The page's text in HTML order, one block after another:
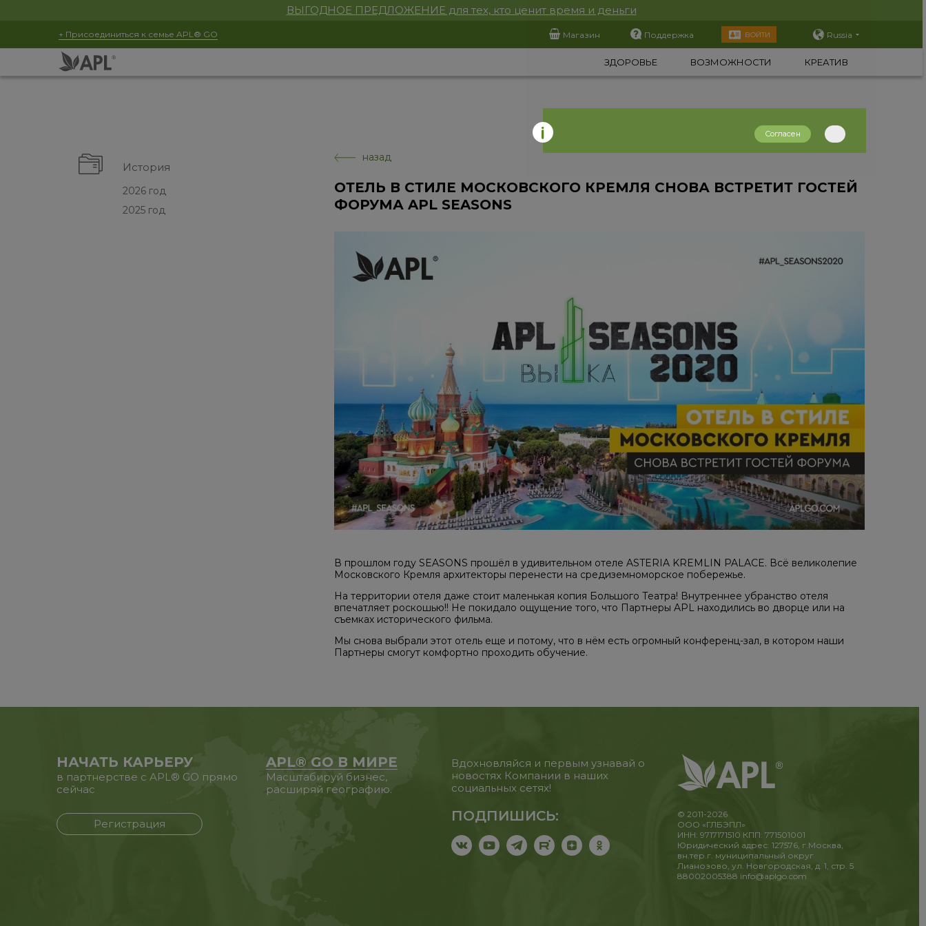
ВЫГОДНОЕ ПРЕДЛОЖЕНИЕ для тех, кто ценит время и деньги
+ Присоединиться к семье APL® GO Магазин Поддержка ВОЙТИ Russia
ЗДОРОВЬЕ ВОЗМОЖНОСТИ КРЕАТИВ
История
2026 год
2025 год
назад
ОТЕЛЬ В СТИЛЕ МОСКОВСКОГО КРЕМЛЯ СНОВА ВСТРЕТИТ ГОСТЕЙ
ФОРУМА APL SEASONS
В прошлом году SEASONS прошёл в удивительном отеле ASTERIA KREMLIN PALACE. Всё великолепие
Московского Кремля архитекторы перенести на средиземноморское побережье.
На территории отеля даже стоит маленькая копия Большого Театра! Внутреннее убранство отеля
впечатляет роскошью!! Не покидало ощущение того, что Партнеры APL находились во дворце или на
съемках исторического фильма.
Мы снова выбрали этот отель еще и потому, что в нём есть огромный конференц-зал, в котором наши
Партнеры смогут комфортно проходить обучение.
НАЧАТЬ КАРЬЕРУ
в партнерстве с APL® GO прямо
сейчас
Регистрация
APL® GO В МИРЕ
Масштабируй бизнес,
расширяй географию.
Вдохновляйся и первым узнавай о
новостях Компании в наших
социальных сетях!
ПОДПИШИСЬ:
© 2011-2026
ООО «ГЛБЭПЛ»
ИНН: 9717171510 КПП: 771501001
Юридический адрес: 127576, г.Москва,
вн.тер.г. муниципальный округ
Лианозово, ул. Новгородская, д. 1, стр. 5
88002005388 info@aplgo.com
Согласен